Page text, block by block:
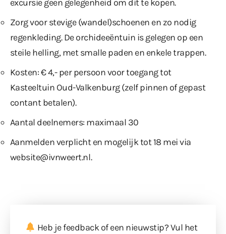
excursie geen gelegenheid om dit te kopen.
Zorg voor stevige (wandel)schoenen en zo nodig
regenkleding. De orchideeëntuin is gelegen op een
steile helling, met smalle paden en enkele trappen.
Kosten: € 4,- per persoon voor toegang tot
Kasteeltuin Oud-Valkenburg (zelf pinnen of gepast
contant betalen).
Aantal deelnemers: maximaal 30
Aanmelden verplicht en mogelijk tot 18 mei via
website@ivnweert.nl.
Heb je feedback of een nieuwstip? Vul het